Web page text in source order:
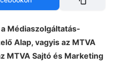
Médiaszolgáltatás-
Alap, vagyis az MTVA
MTVA Sajtó és Marketing